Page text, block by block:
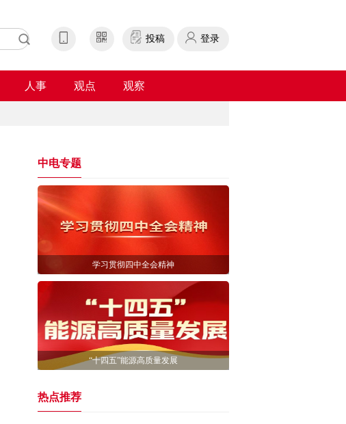
投稿 登录
人事 观点 观察
中电专题
学习贯彻四中全会精神
“十四五”能源高质量发展
热点推荐